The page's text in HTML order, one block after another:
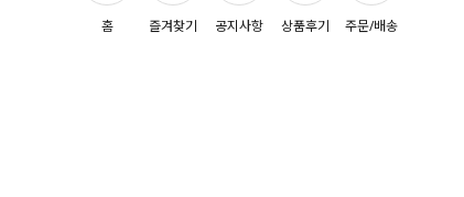
홈 즐겨찾기 공지사항 상품후기 주문/배송